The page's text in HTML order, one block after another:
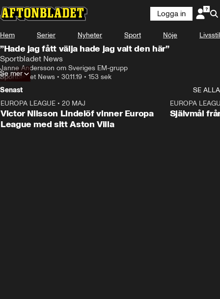
Logga in
Hem Serier Nyheter Sport Nöje Livsstil
”Hade jag fått välja hade jag valt den här”
Sportbladet News
Janne Andersson om Sveriges EM-grupp
Sportbladet News • 30.11.19 • 153 sek
Se mer
Senast
SE ALLA
EUROPA LEAGUE • 20 MAJ
Victor Nilsson Lindelöf vinner Europa
League med sitt Aston Villa
EUROPA
Självmål